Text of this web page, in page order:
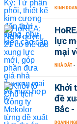
KINH
lực
mại
NHÀ ĐẤT -
Khởi
đề
Bắc -
DOANH